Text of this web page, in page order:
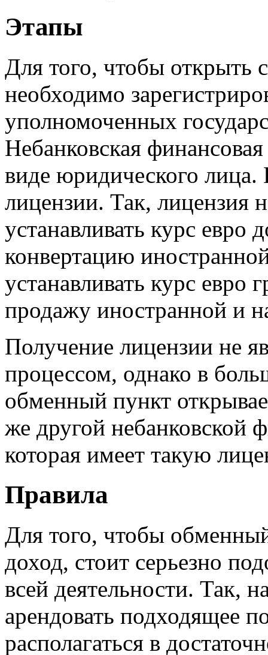
Этапы
Для того, чтобы открыть
необходимо
уполномоченных
Небанковская
виде юридического
лицензии. Так, лицензия
устанавливать курс евро
конвертацию
устанавливать курс
продажу иностранной и
Получение лицензии не
процессом, однако в
обменный пункт
же другой небанковской
которая имеет такую
Правила
Для того, чтобы
доход, стоит серьезно
всей деятельности. Так,
арендовать подходящее
располагаться в